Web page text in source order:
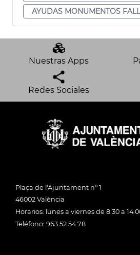
AYUDAS MONUMENTOS
Nuestras Apps
Redes Sociales
Plaça de l'Ajuntament nº 1
46002 València
Horarios: lunes a viernes de 8:30 a
Teléfono: 963 52 54 78